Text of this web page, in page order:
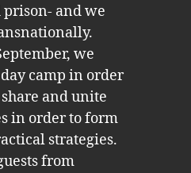
and we
we
camp in order
and unite
in order to form
strategies.
from